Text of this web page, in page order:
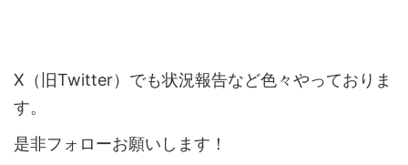
X（旧Twitter）でも状況報告など色々やっておりま
す。
是非フォローお願いします！